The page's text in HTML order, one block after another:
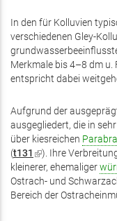
In den für Kolluvien
verschiedenen Gley-
Merkmale bis 4–8 dm u.
entspricht dabei
Aufgrund der
ausgegliedert, die in
über kiesreichen
(t131 (Link
ist
extern)
). Ihre
kleinerer, ehemaliger
Ostrach- und
Bereich der